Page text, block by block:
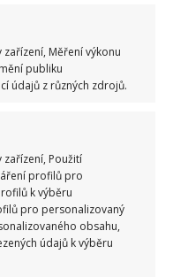
Měření výkonu
publiku
údajů z různých zdrojů.
Použití
profilů pro
k výběru
pro personalizovaný
obsahu,
údajů k výběru
záclony a